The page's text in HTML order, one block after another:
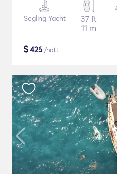
Segling Yacht
37 ft
11 m
$426 /natt